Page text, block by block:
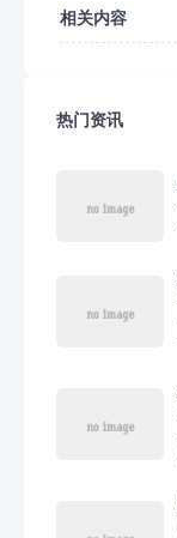
相关内容
热门资讯